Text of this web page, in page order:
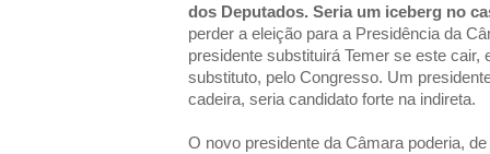
dos Deputados. Seria um iceberg no
perder a eleição para a Presidência da
presidente substituirá Temer se este cair,
substituto, pelo Congresso. Um
cadeira, seria candidato forte na indireta.
O novo presidente da Câmara poderia,